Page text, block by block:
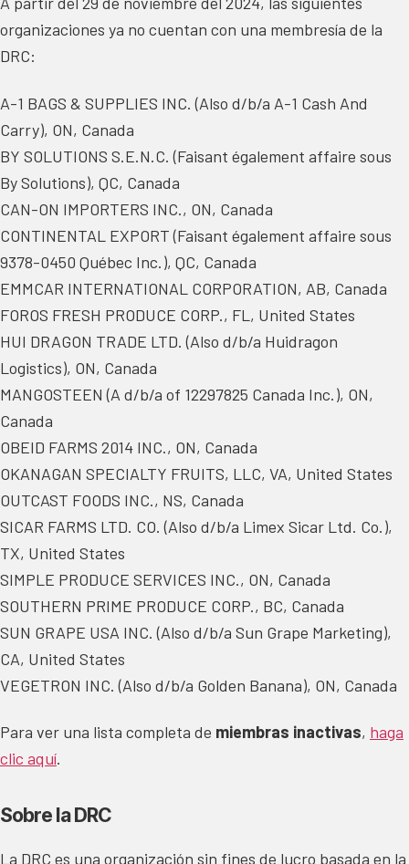
organizaciones ya no cuentan con una membresía de la
DRC:
A-1 BAGS & SUPPLIES INC. (Also d/b/a A-1 Cash And
Carry), ON, Canada
BY SOLUTIONS S.E.N.C. (Faisant également affaire sous
By Solutions), QC, Canada
CAN-ON IMPORTERS INC., ON, Canada
CONTINENTAL EXPORT (Faisant également affaire sous
9378-0450 Québec Inc.), QC, Canada
EMMCAR INTERNATIONAL CORPORATION, AB, Canada
FOROS FRESH PRODUCE CORP., FL, United States
HUI DRAGON TRADE LTD. (Also d/b/a Huidragon
Logistics), ON, Canada
MANGOSTEEN (A d/b/a of 12297825 Canada Inc.), ON,
Canada
OBEID FARMS 2014 INC., ON, Canada
OKANAGAN SPECIALTY FRUITS, LLC, VA, United States
OUTCAST FOODS INC., NS, Canada
SICAR FARMS LTD. CO. (Also d/b/a Limex Sicar Ltd. Co.),
TX, United States
SIMPLE PRODUCE SERVICES INC., ON, Canada
SOUTHERN PRIME PRODUCE CORP., BC, Canada
SUN GRAPE USA INC. (Also d/b/a Sun Grape Marketing),
CA, United States
VEGETRON INC. (Also d/b/a Golden Banana), ON, Canada
Para ver una lista completa de miembras inactivas, haga
clic aquí.
Sobre la DRC
La DRC es una organización sin fines de lucro basada en la